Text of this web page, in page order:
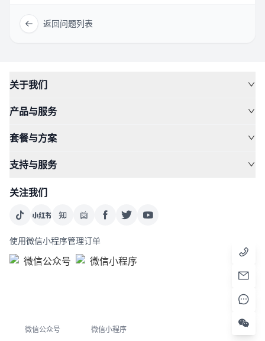
返回问题列表
关于我们
产品与服务
套餐与方案
支持与服务
关注我们
使用微信小程序管理订单
微信公众号 微信小程序